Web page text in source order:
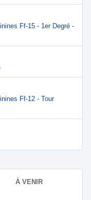
Ff-15 - 1er Degré -
Ff-12 - Tour
À VENIR